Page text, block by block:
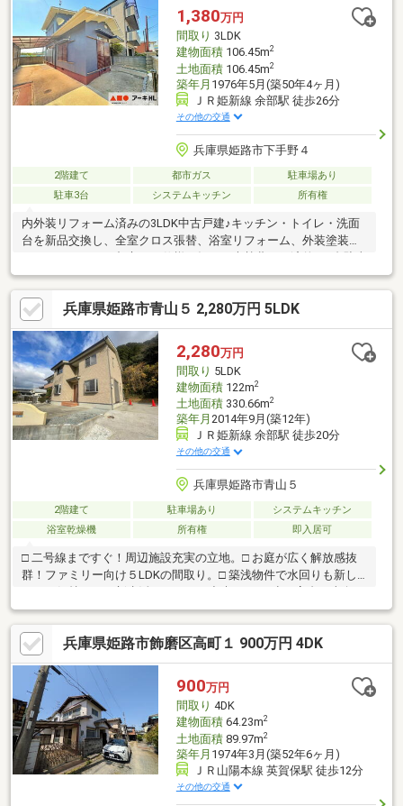
ペース豊富●お子様のお留守番にも安心なモニター付インターホ
ン●太陽光パネル・蓄電池設置 ※リフォームを検討中の方もお気
軽にご相談ください
1,380万円
間取り 3LDK
建物面積106.45m2
土地面積106.45m2
築年月 1976年5月(築50年4ヶ月)
ＪＲ姫新線 余部駅 徒歩26分
その他の交通
兵庫県姫路市下手野４
2階建て 都市ガス
駐車場あり
駐車3台
システムキッチン 所有権
内外装リフォーム済みの3LDK中古戸建♪キッチン・トイレ・洗面
台を新品交換し、全室クロス張替、浴室リフォーム、外装塗装な
可能で、ご家族でお住まいにもおすすめです。交通量の少ない落
ち着いた住環境ながら、周辺には生活施設多数揃っており、毎日
の暮らしに便利な立地です♪
兵庫県姫路市青山５ 2,280万円 5LDK
2,280万円
間取り 5LDK
建物面積122m2
土地面積330.66m2
築年月 2014年9月(築12年)
ＪＲ姫新線 余部駅 徒歩20分
その他の交通
兵庫県姫路市青山５
2階建て 駐車場あり
システムキッチン
浴室乾燥機
所有権 即入居可
□ 二号線まですぐ！周辺施設充実の立地。□ お庭が広く解放感抜
群！ファミリー向け５LDKの間取り。□ 築浅物件で水回りも新し
き！陽当たり良好の明るい住まい。令和７年11月リフォーム済み
で今すぐ新生活をスタート出来ます！■建築士が物件案内＆専門
的アドバイス付き！建築士と一緒に中古物件を見学できるので、
その場で不安や疑問を解消できます。さらに、物件の状態をしっ
かりチェックする『ホームインスペクション（建物状況調査）』
も実施。安心してスムーズに中古物件を購入できます！※詳しく
は関連リンクをご覧ください
兵庫県姫路市飾磨区高町１ 900万円 4DK
900万円
間取り 4DK
建物面積64.23m2
土地面積89.97m2
築年月 1974年3月(築52年6ヶ月)
ＪＲ山陽本線 英賀保駅 徒歩12分
その他の交通